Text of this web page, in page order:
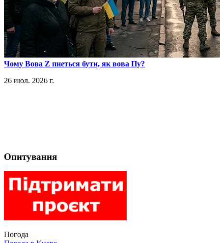
​Чому Вова Z пнеться бути, як вова Пу?
26 июл. 2026 г.
Опитування
Погода